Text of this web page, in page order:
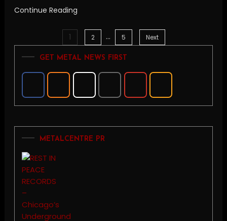
Continue Reading
pagination
1 2 … 5 Next
GET METAL NEWS FIRST
METALCENTRE PR